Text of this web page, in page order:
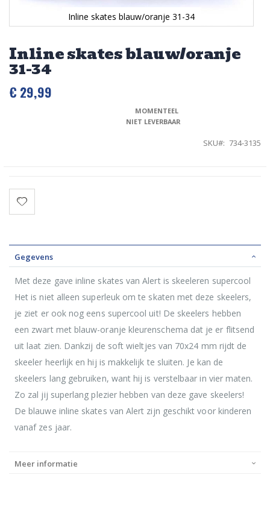
Inline skates blauw/oranje
31-34
€ 29,99
MOMENTEEL
NIET LEVERBAAR
SKU 734-3135
Inline skates blauw/oranje 31-34
het
begin
van
de
afbeeldingen-
Gegevens
Met deze gave inline skates van Alert is skeeleren supercool
Het is niet alleen superleuk om te skaten met deze skeelers,
je ziet er ook nog eens supercool uit! De skeelers hebben
een zwart met blauw-oranje kleurenschema dat je er flitsend
uit laat zien. Dankzij de soft wieltjes van 70x24 mm rijdt de
skeeler heerlijk en hij is makkelijk te sluiten. Je kan de
skeelers lang gebruiken, want hij is verstelbaar in vier maten.
Zo zal jij superlang plezier hebben van deze gave skeelers!
De blauwe inline skates van Alert zijn geschikt voor kinderen
vanaf zes jaar.
Meer informatie